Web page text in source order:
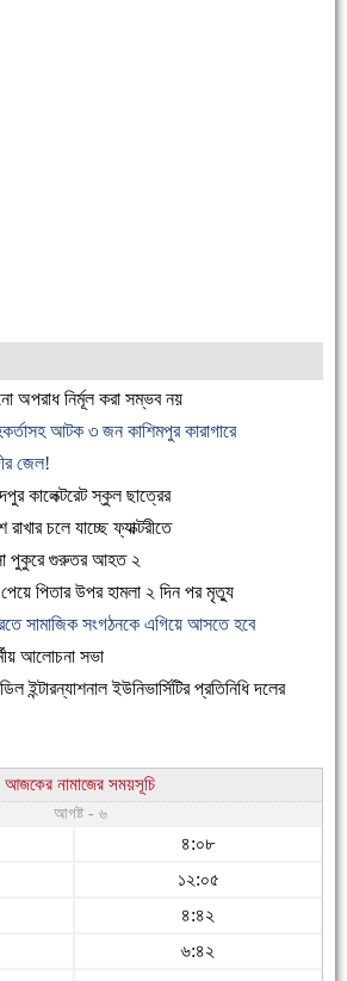
অপরাধ নির্মূল করা সম্ভব নয়
আটক ৩ জন কাশিমপুর কারাগারে
জেল!
কালেক্টরেট স্কুল ছাত্রের
চলে যাচ্ছে ফ্যাক্টরীতে
পুকুরে গুরুতর আহত ২
পিতার উপর হামলা ২ দিন পর মৃত্যু
সামাজিক সংগঠনকে এগিয়ে আসতে হবে
আলোচনা সভা
ইন্টারন্যাশনাল ইউনিভার্সিটির প্রতিনিধি দলের
আজকের নামাজের সময়সূচি
আগষ্ট - ৬
৪:০৮
১২:০৫
৪:৪২
৬:৪২